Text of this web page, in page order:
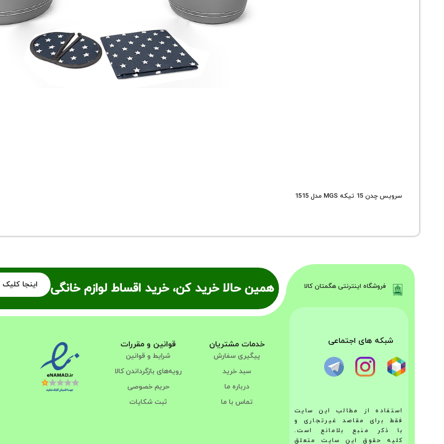
سرویس چدن 15 تیکه MGS مدل 1515
همین حالا خرید کن، خرید اقساط لوازم خانگی اینجا کلیک فروشگاه اینترنتی هگمتان کالا
شبکه های اجتماعی
استفاده از مطالب این سایت
فقط برای مقاصد غیرتجاری و
با ذکر منبع بلامانع است.
کلیه حقوق این سایت متعلق
خدمات مشتریان
پیگیری سفارش
سبد خرید
درباره ما
تماس با ما
قوانین و مقررات
شرایط و قوانین
رویه‌های بازگرداندن کالا
حریم خصوصی
ثبت شکایات